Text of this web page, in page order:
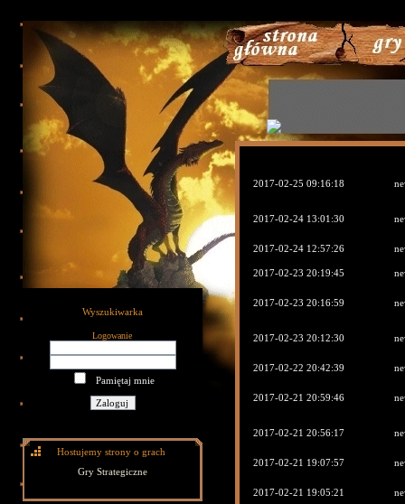
Wyszukiwarka
Logowanie
Pamiętaj mnie
Hostujemy strony o grach
Gry Strategiczne
2017-02-25 09:16:18
2017-02-24 13:01:30
2017-02-24 12:57:26
2017-02-23 20:19:45
2017-02-23 20:16:59
2017-02-23 20:12:30
2017-02-22 20:42:39
2017-02-21 20:59:46
2017-02-21 20:56:17
2017-02-21 19:07:57
2017-02-21 19:05:21